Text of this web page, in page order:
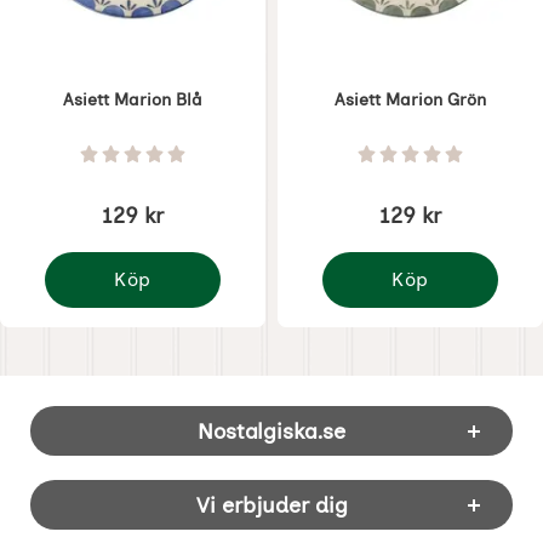
Asiett Marion Blå
Art. nr 8508 Betyg: 0 Stjärnor av 5
129 kr
Köp
Asiett Marion Blå
Asiett Marion Grön
Art. nr 8507 Betyg: 0 Stjärnor
129 kr
Köp
Asiett Marion Grön
Sidfot Blandad info och länkar
Nostalgiska.se
Vi erbjuder dig